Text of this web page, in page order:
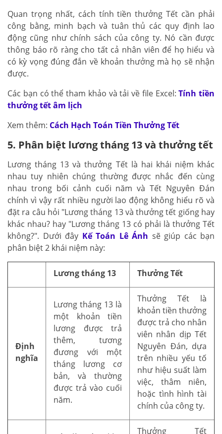
Quan trọng nhất, cách tính tiền thưởng Tết cần phải
công bằng, minh bạch và tuân thủ các quy định lao
động cũng như chính sách của công ty. Nó cần được
thông báo rõ ràng cho tất cả nhân viên để họ hiểu và
có kỳ vọng đúng đắn về khoản thưởng mà họ sẽ nhận
được.
Các bạn có thể tham khảo và tải về file Excel:Tính tiền
thưởng tết âm lịch
Xem thêm: Cách Hạch Toán Tiền Thưởng Tết
5. Phân biệt lương tháng 13 và thưởng tết
Lương tháng 13 và thưởng Tết là hai khái niệm khác
nhau tuy nhiên chúng thường được nhắc đến cùng
nhau trong bối cảnh cuối năm và Tết Nguyên Đán
chính vì vậy rất nhiều người lao động không hiểu rõ và
đặt ra câu hỏi "Lương tháng 13 và thưởng tết giống hay
khác nhau? hay "Lương tháng 13 có phải là thưởng Tết
không?". Dưới đây Kế Toán Lê Ánh sẽ giúp các bạn
phân biệt 2 khái niệm này:
Lương tháng 13 Thưởng Tết
Định
nghĩa
Lương tháng 13 là
một khoản tiền
lương được trả
thêm, tương
đương với một
tháng lương cơ
bản, và thường
được trả vào cuối
năm.
Thưởng Tết là
khoản tiền thưởng
được trả cho nhân
viên nhân dịp Tết
Nguyên Đán, dựa
trên nhiều yếu tố
như hiệu suất làm
việc, thâm niên,
hoặc tình hình tài
chính của công ty.
Thưởng Tết